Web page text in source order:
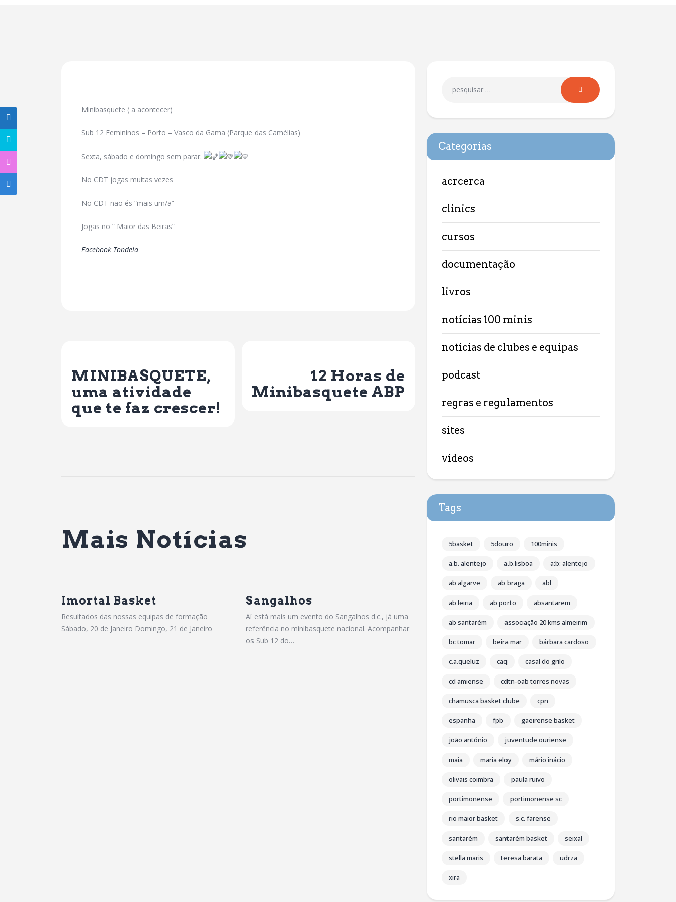
Minibasquete ( a acontecer)
Sub 12 Femininos – Porto – Vasco da Gama (Parque das Camélias)
Sexta, sábado e domingo sem parar.
No CDT jogas muitas vezes
No CDT não és “mais um/a”
Jogas no ” Maior das Beiras”
Facebook Tondela
MINIBASQUETE,
uma atividade
que te faz crescer!
12 Horas de
Minibasquete ABP
Mais Notícias
Imortal Basket
Resultados das nossas equipas de formação
Sábado, 20 de Janeiro Domingo, 21 de Janeiro
Sangalhos
Aí está mais um evento do Sangalhos d.c., já uma
referência no minibasquete nacional. Acompanhar
os Sub 12 do…
Categorias
acrcerca
clinics
cursos
documentação
livros
notícias 100 minis
notícias de clubes e equipas
podcast
regras e regulamentos
sites
vídeos
Tags
5basket 5douro 100minis
a.b. alentejo a.b.lisboa a:b: alentejo
ab algarve ab braga abl
ab leiria ab porto absantarem
ab santarém associação 20 kms almeirim
bc tomar beira mar bárbara cardoso
c.a.queluz caq casal do grilo
cd amiense cdtn-oab torres novas
chamusca basket clube cpn
espanha fpb gaeirense basket
joão antónio juventude ouriense
maia maria eloy mário inácio
olivais coimbra paula ruivo
portimonense portimonense sc
rio maior basket s.c. farense
santarém santarém basket seixal
stella maris teresa barata udrza
xira